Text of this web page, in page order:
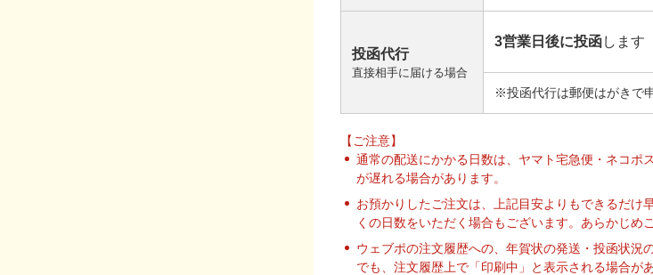
投函代行
直接相手に届ける場合
3営業日後に投函します
※投函代行は郵便はがきで
【ご注意】
通常の配送にかかる日数は、ヤマト宅急便・ネコポ
が遅れる場合があります。
お預かりしたご注文は、上記目安よりもできるだけ
くの日数をいただく場合もございます。あらかじめ
ウェブポの注文履歴への、年賀状の発送・投函状況
でも、注文履歴上で「印刷中」と表示される場合が